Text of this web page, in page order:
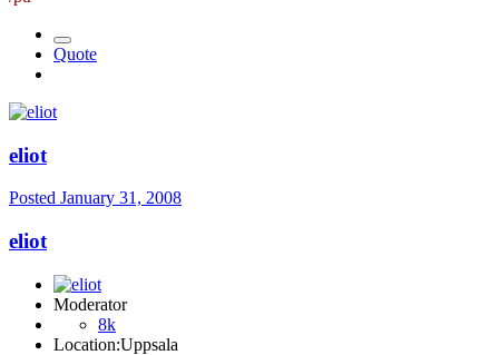
Quote
eliot
Posted January 31, 2008
eliot
Moderator
8k
Location:Uppsala